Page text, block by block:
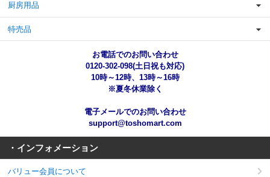
厨房用品
特売品
お電話でのお問い合わせ
0120-302-098(土日祝も対応)
10時～12時、13時～16時
※夏冬休業除く
電子メールでのお問い合わせ
support@toshomart.com
・インフォメーション
バリュー会員について